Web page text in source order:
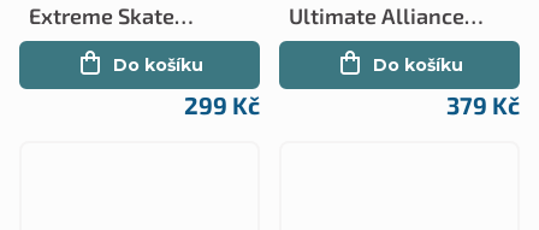
Extreme Skate
Adventure kompletní
(PS2)
299 Kč
Do košíku
Ultimate Alliance
(PS2)
379 Kč
Do košíku